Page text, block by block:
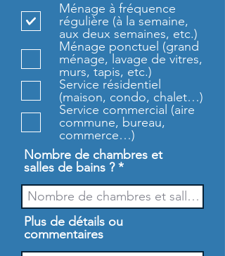
g
a
t
o
i
r
e
Ménage à fréquence
régulière (à la semaine,
aux deux semaines, etc.)
Ménage ponctuel (grand
ménage, lavage de vitres,
murs, tapis, etc.)
Service résidentiel
(maison, condo, chalet…)
Service commercial (aire
commune, bureau,
commerce…)
Nombre de chambres et
salles de bains ?
Plus de détails ou
commentaires